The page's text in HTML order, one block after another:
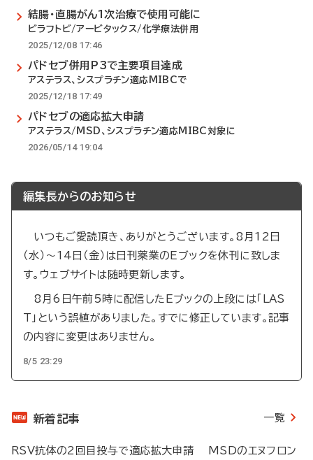
結腸・直腸がん1次治療で使用可能に
ビラフトビ/アービタックス/化学療法併用
2025/12/08 17:46
パドセブ併用P3で主要項目達成
アステラス、シスプラチン適応MIBCで
2025/12/18 17:49
パドセブの適応拡大申請
アステラス/MSD、シスプラチン適応MIBC対象に
2026/05/14 19:04
編集長からのお知らせ
いつもご愛読頂き、ありがとうございます。8月12日
（水）～14日（金）は日刊薬業のEブックを休刊に致しま
す。ウェブサイトは随時更新します。
8月6日午前5時に配信したEブックの上段には「LAS
T」という誤植がありました。すでに修正しています。記事
の内容に変更はありません。
8/5 23:29
新着記事 一覧
RSV抗体の2回目投与で適応拡大申請 MSDのエヌフロン